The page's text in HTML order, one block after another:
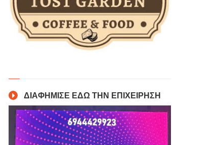
ΔΙΑΦΗΜΙΣΕ ΕΔΩ ΤΗΝ ΕΠΙΧΕΙΡΗΣΗ